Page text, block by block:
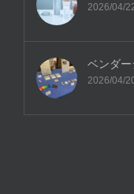
2026/04/
ベンダ
2026/04/